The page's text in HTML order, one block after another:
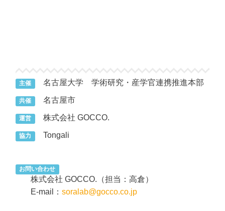
主催 名古屋大学 学術研究・産学官連携推進本部
共催 名古屋市
運営 株式会社 GOCCO.
協力 Tongali
お問い合わせ
株式会社 GOCCO.（担当：高倉）
E-mail：soralab@gocco.co.jp